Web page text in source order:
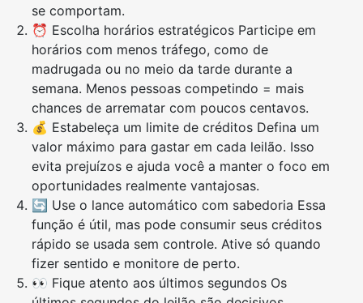
se comportam.
⏰ Escolha horários estratégicos Participe em
horários com menos tráfego, como de
madrugada ou no meio da tarde durante a
semana. Menos pessoas competindo = mais
chances de arrematar com poucos centavos.
💰 Estabeleça um limite de créditos Defina um
valor máximo para gastar em cada leilão. Isso
evita prejuízos e ajuda você a manter o foco em
oportunidades realmente vantajosas.
🔄 Use o lance automático com sabedoria Essa
função é útil, mas pode consumir seus créditos
rápido se usada sem controle. Ative só quando
fizer sentido e monitore de perto.
👀 Fique atento aos últimos segundos Os